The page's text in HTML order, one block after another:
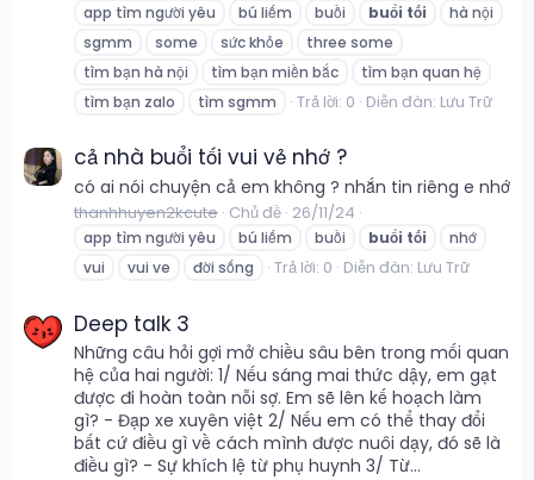
app tìm người yêu bú liếm buồi buổi tối
hà nội
sgmm
some sức khỏe
three some
tìm bạn hà nội
tìm bạn miền bắc
tìm bạn quan hệ
tìm bạn zalo
tìm sgmm Trả lời: 0 Diễn đàn: Lưu Trữ
cả nhà buổi tối vui vẻ nhớ ?
có ai nói chuyện cả em không ? nhắn tin riêng e nhớ
thanhhuyen2kcute Chủ đề 26/11/24
app tìm người yêu bú liếm buồi buổi tối
nhớ
vui
vui ve đời sống Trả lời: 0 Diễn đàn: Lưu Trữ
Deep talk 3
Những câu hỏi gợi mở chiều sâu bên trong mối quan
hệ của hai người: 1/ Nếu sáng mai thức dậy, em gạt
được đi hoàn toàn nỗi sợ. Em sẽ lên kế hoạch làm
gì? - Đạp xe xuyên việt 2/ Nếu em có thể thay đổi
bất cứ điều gì về cách mình được nuôi dạy, đó sẽ là
điều gì? - Sự khích lệ từ phụ huynh 3/ Từ...